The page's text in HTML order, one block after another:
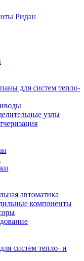
Ридан
для систем тепло-
узлы
автоматика
компоненты
систем тепло- и